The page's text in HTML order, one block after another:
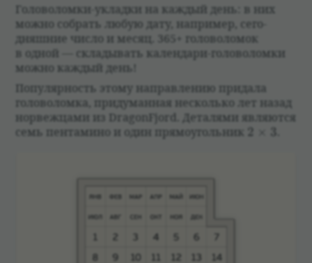
Голо­во­ломки-укладки на каж­дый день: в них
можно собрать любую дату, напри­мер, сего­
дняш­ние число и месяц. 365+ голо­во­ломок
в одной — скла­ды­вать кален­дари-голо­во­ломки
можно каж­дый день!
Попу­ляр­ность этому направ­ле­нию при­дала
голо­во­ломка, при­думан­ная несколько лет назад
нор­веж­цами из DragonFjord. Дета­лями являются
семь пен­тамино и один прямо­уголь­ник 2\times 3
2 × 3